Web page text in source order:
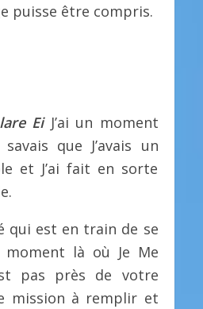
puisse être compris.
EiJ’ai un moment
que J’avais un
et J’ai fait en sorte
qui est en train de se
là où Je Me
pas près de votre
mission à remplir et